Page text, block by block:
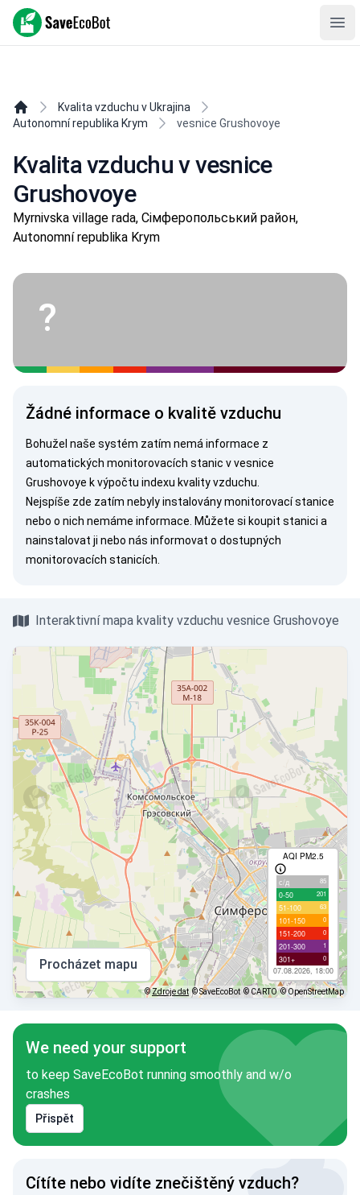
SaveEcoBot
Kvalita vzduchu v Ukrajina
Autonomní republika Krym
vesnice Grushovoye
Kvalita vzduchu v vesnice
Grushovoye
Myrnivska village rada, Сімферопольський район,
Autonomní republika Krym
?
Žádné informace o kvalitě vzduchu
Bohužel naše systém zatím nemá informace z
automatických monitorovacích stanic v vesnice
Grushovoye k výpočtu indexu kvality vzduchu.
Nejspíše zde zatím nebyly instalovány monitorovací stanice
nebo o nich nemáme informace. Můžete si koupit stanici a
nainstalovat ji nebo nás informovat o dostupných
monitorovacích stanicích.
Interaktivní mapa kvality vzduchu vesnice Grushovoye
AQI PM2.5
с/д 85
0-50 201
51-100 63
101-150 0
151-200 0
201-300 1
301+ 0
07.08.2026, 18:00
Procházet mapu
©Zdroje dat © SaveEcoBot © CARTO © OpenStreetMap
We need your support
to keep SaveEcoBot running smoothly and w/o
crashes
Přispět
Cítíte nebo vidíte znečištěný vzduch?